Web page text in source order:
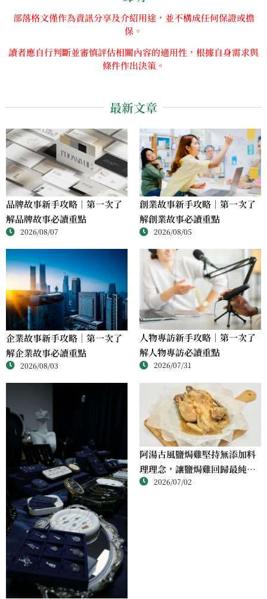
部落格文僅作為資訊分享及介紹用途，並不構成任何保證或擔
保。
讀者應自行判斷並審慎評估相關內容的適用性，根據自身需求與
條件作出決策。
最新文章
品牌故事新手攻略｜第一次了
解品牌故事必讀重點
2026/08/07
創業故事新手攻略｜第一次了
解創業故事必讀重點
2026/08/05
企業故事新手攻略｜第一次了
解企業故事必讀重點
2026/08/03
人物專訪新手攻略｜第一次了
解人物專訪必讀重點
2026/07/31
阿湯古風鹽焗雞堅持無添加料
理理念，讓鹽焗雞回歸最純粹
的風味2026/07/02